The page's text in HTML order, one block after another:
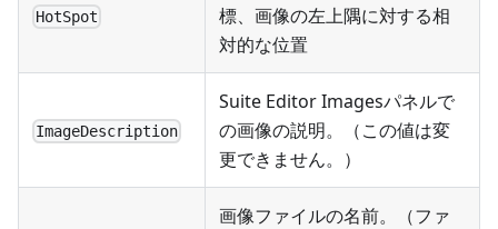
HotSpot
標、画像の左上隅に対する相
対的な位置
ImageDescription
Suite Editor Imagesパネルで
の画像の説明。（この値は変
更できません。）
画像ファイルの名前。（ファ